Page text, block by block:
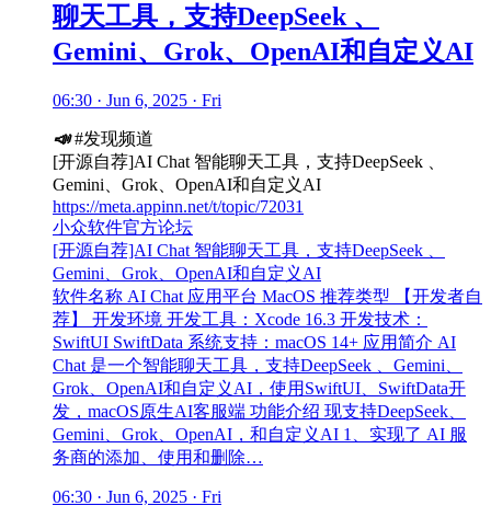
聊天工具，支持DeepSeek 、
Gemini、Grok、OpenAI和自定义AI
06:30 · Jun 6, 2025 · Fri
📣#发现频道
[开源自荐]AI Chat 智能聊天工具，支持DeepSeek 、
Gemini、Grok、OpenAI和自定义AI
https://meta.appinn.net/t/topic/72031
小众软件官方论坛
[开源自荐]AI Chat 智能聊天工具，支持DeepSeek 、
Gemini、Grok、OpenAI和自定义AI
软件名称 AI Chat 应用平台 MacOS 推荐类型 【开发者自
荐】 开发环境 开发工具：Xcode 16.3 开发技术：
SwiftUI SwiftData 系统支持：macOS 14+ 应用简介 AI
Chat 是一个智能聊天工具，支持DeepSeek 、Gemini、
Grok、OpenAI和自定义AI，使用SwiftUI、SwiftData开
发，macOS原生AI客服端 功能介绍 现支持DeepSeek、
Gemini、Grok、OpenAI，和自定义AI 1、实现了 AI 服
务商的添加、使用和删除…
06:30 · Jun 6, 2025 · Fri